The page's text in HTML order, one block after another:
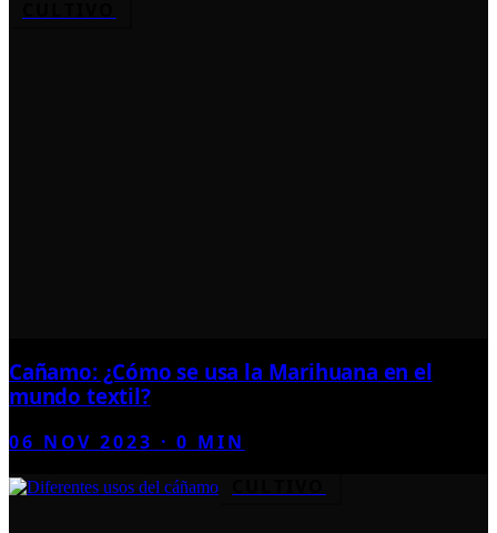
Cañamo: ¿Cómo se usa la Marihuana en el
mundo textil?
06 NOV 2023 ·0 MIN